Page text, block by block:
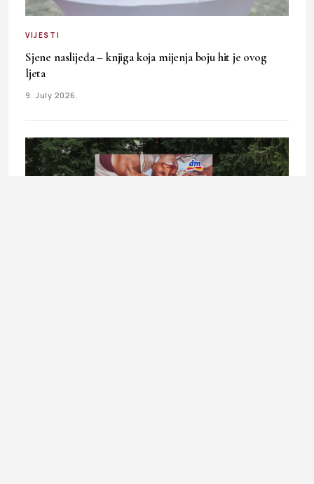
VIJESTI
Sjene naslijeđa – knjiga koja mijenja boju hit je ovog
ljeta
9. July 2026.